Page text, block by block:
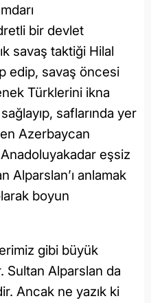
bir devlet
savaş taktiği Hilal
edip, savaş öncesi
Türklerini ikna
saflarında yer
Azerbaycan
eşsiz
Alparslan’ı anlamak
boyun
gibi büyük
Sultan Alparslan da
Ancak ne yazık ki